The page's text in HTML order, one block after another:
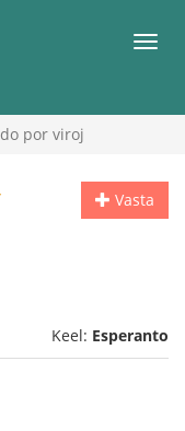
por viroj
Vasta
Keel: Esperanto